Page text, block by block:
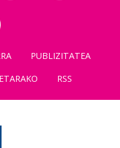
PUBLIZITATEA
RSS